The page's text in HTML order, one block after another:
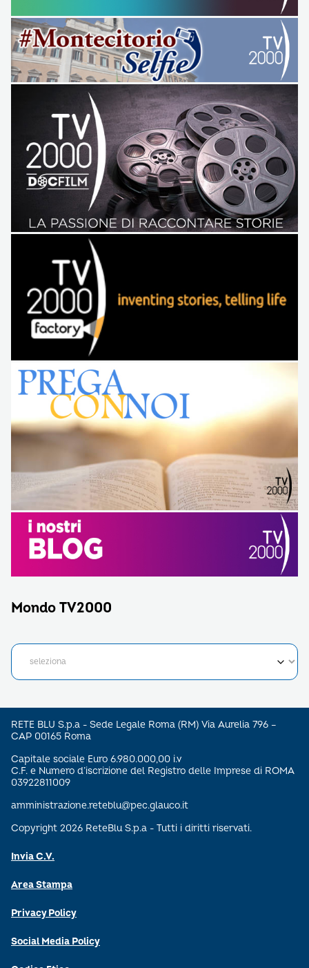
Mondo TV2000
RETE BLU S.p.a - Sede Legale Roma (RM) Via Aurelia 796 –
CAP 00165 Roma
Capitale sociale Euro 6.980.000,00 i.v
C.F. e Numero d’iscrizione del Registro delle Imprese di ROMA
03922811009
amministrazione.reteblu@pec.glauco.it
Copyright 2026 ReteBlu S.p.a - Tutti i diritti riservati.
Invia C.V.
Area Stampa
Privacy Policy
Social Media Policy